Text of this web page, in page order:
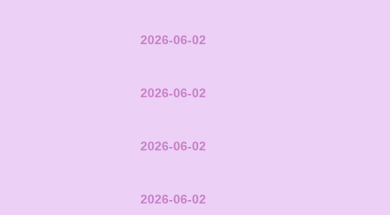
2026-06-02
2026-06-02
2026-06-02
2026-06-02